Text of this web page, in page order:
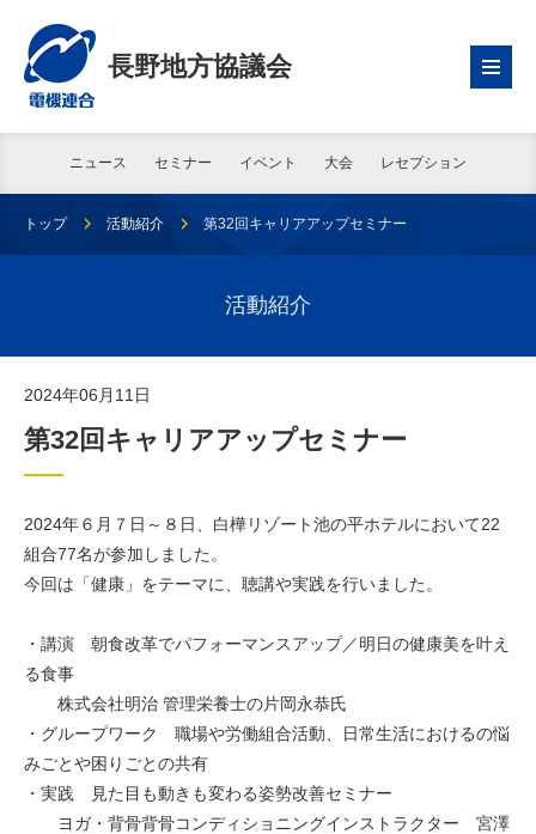
長野地方協議会
ニュース セミナー イベント 大会 レセプション
トップ 活動紹介 第32回キャリアアップセミナー
活動紹介
2024年06月11日
第32回キャリアアップセミナー
2024年６月７日～８日、白樺リゾート池の平ホテルにおいて22
組合77名が参加しました。
今回は「健康」をテーマに、聴講や実践を行いました。
・講演 朝食改革でパフォーマンスアップ／明日の健康美を叶え
る食事
株式会社明治 管理栄養士の片岡永恭氏
・グループワーク 職場や労働組合活動、日常生活におけるの悩
みごとや困りごとの共有
・実践 見た目も動きも変わる姿勢改善セミナー
ヨガ・背骨背骨コンディショニングインストラクター 宮澤